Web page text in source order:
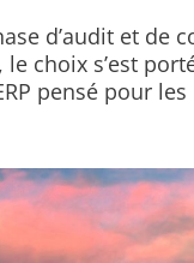
d’audit et de
choix s’est
pensé pour les